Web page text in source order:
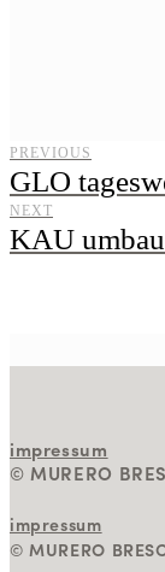
PREVIOUS
GLO
NEXT
KAU
impressum
© MURERO
impressum
© MURERO